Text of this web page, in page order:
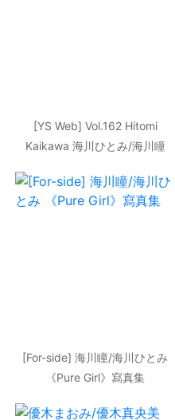
[YS Web] Vol.162 Hitomi
Kaikawa 海川ひとみ/海川瞳
[For-side] 海川瞳/海川ひとみ
《Pure Girl》寫真集